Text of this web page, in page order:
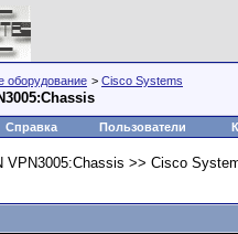
оборудование > Cisco Systems
Справка Пользователи
VPN3005:Chassis >> Cisco